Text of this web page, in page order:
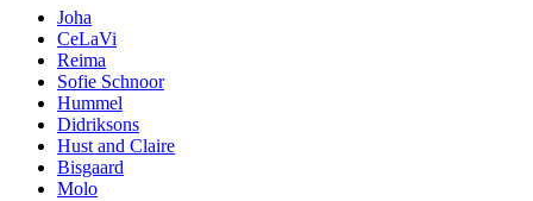
Joha
CeLaVi
Reima
Sofie Schnoor
Hummel
Didriksons
Hust and Claire
Bisgaard
Molo